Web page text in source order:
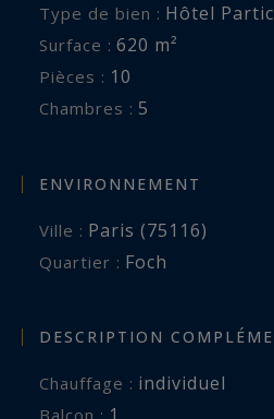
Type de bien : Hôtel
Surface : 620 m²
Pièces : 10
Chambres : 5
ENVIRONNEMENT
Ville : Paris (75116)
Quartier : Foch
DESCRIPTION
Chauffage : individuel